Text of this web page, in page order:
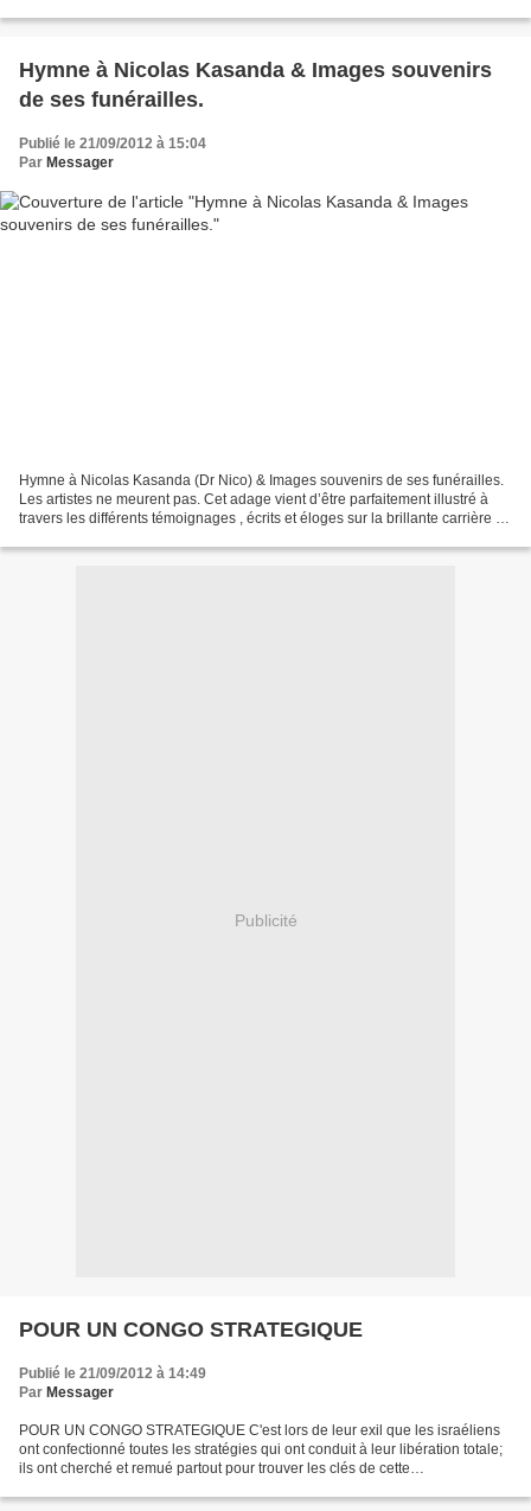
africain...
Hymne à Nicolas Kasanda & Images souvenirs
de ses funérailles.
Publié le 21/09/2012 à 15:04
Par Messager
Hymne à Nicolas Kasanda (Dr Nico) & Images souvenirs de ses funérailles.
Les artistes ne meurent pas. Cet adage vient d’être parfaitement illustré à
travers les différents témoignages , écrits et éloges sur la brillante carrière du
Publicité
POUR UN CONGO STRATEGIQUE
Publié le 21/09/2012 à 14:49
Par Messager
POUR UN CONGO STRATEGIQUE C'est lors de leur exil que les israéliens
ont confectionné toutes les stratégies qui ont conduit à leur libération totale;
ils ont cherché et remué partout pour trouver les clés de cette